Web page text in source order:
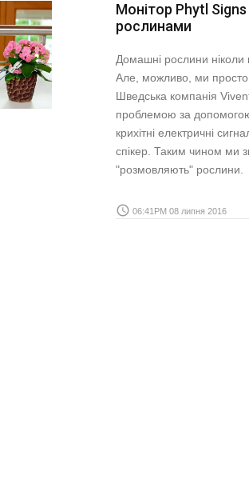
Монітор Phytl
рослинами
Домашні рослини
Але, можливо, ми
Шведська компанія
проблемою за
крихітні електричні
спікер. Таким чином ми
"розмовляють" рослини.
access_time 06:41PM 08 липня 2016